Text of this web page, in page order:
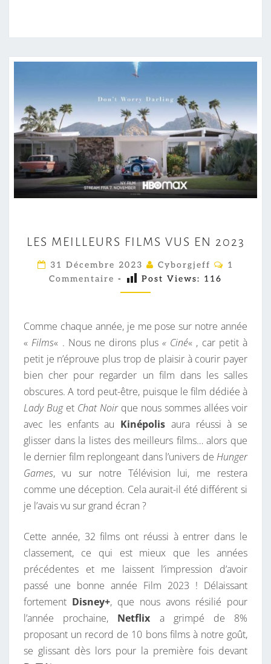
E
S
M
E
L
L
E
U
R
S
F
I
L
M
S
V
S
E
N
2
0
2
3
LES MEILLEURS FILMS VUS EN 2023
31 Décembre 2023 Cyborgjeff
C
A
I
R
E
1
Commentaire - Post Views: 116
Comme chaque année, je me pose sur notre année
«Films« . Nous ne dirons plus « Ciné« , car petit à
petit je n’éprouve plus trop de plaisir à courir payer
bien cher pour regarder un film dans les salles
obscures. A tord peut-être, puisque le film dédiée à
Lady Buget Chat Noirque nous sommes allées voir
avec les enfants au Kinépolis aura réussi à se
glisser dans la listes des meilleurs films… alors que
le dernier film replongeant dans l’univers de Hunger
Games, vu sur notre Télévision lui, me restera
comme une déception. Cela aurait-il été différent si
je l’avais vu sur grand écran ?
Cette année, 32 films ont réussi à entrer dans le
classement, ce qui est mieux que les années
précédentes et me laissent l’impression d’avoir
passé une bonne année Film 2023 ! Délaissant
fortement Disney+, que nous avons résilié pour
l’année prochaine, Netflix a grimpé de 8%
proposant un record de 10 bons films à notre goût,
se glissant dès lors pour la première fois devant